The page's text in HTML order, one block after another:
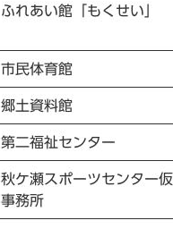
ふれあい館「もくせい」
市民体育館
郷土資料館
第二福祉センター
秋ケ瀬スポーツセンター仮
事務所